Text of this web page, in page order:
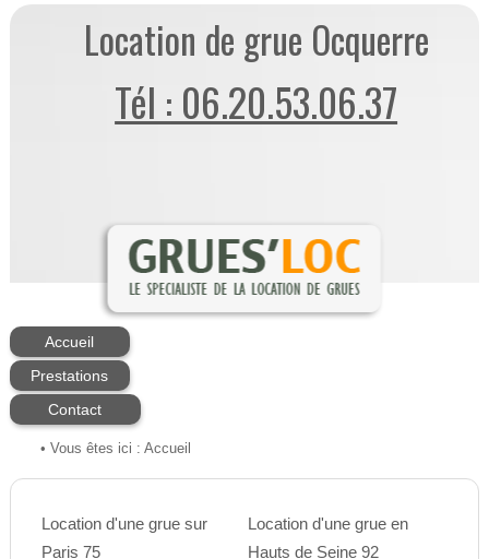
Location de grue Ocquerre
Tél : 06.20.53.06.37
Accueil
Prestations
Contact
• Vous êtes ici : Accueil
Location d'une grue sur
Paris 75
Location d'une grue en
Hauts de Seine 92